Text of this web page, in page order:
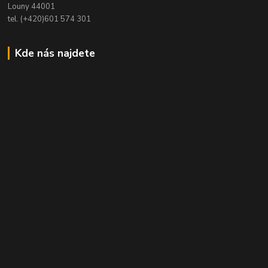
Louny 44001
tel. (+420)601 574 301
Kde nás najdete